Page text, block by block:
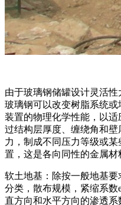
由于玻璃钢储罐设计灵活
玻璃钢可以改变树脂系统
装置的物理化学性能，以
过结构层厚度、缠绕角和
力，制成不同压力等级或
置，这是各向同性的金属材
软土地基：除按一般地基
分类，散布规模，紧缩系数
直方向和水平方向的渗透